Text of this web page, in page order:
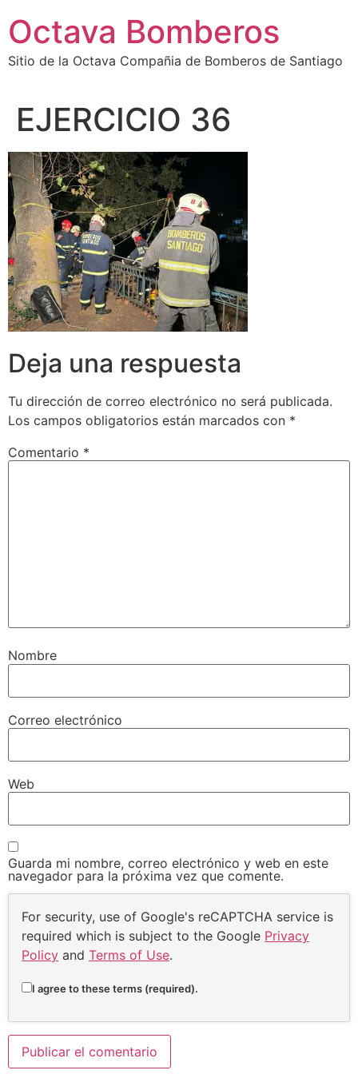
Octava Bomberos
Sitio de la Octava Compañia de Bomberos de Santiago
EJERCICIO 36
Deja una respuesta
Tu dirección de correo electrónico no será publicada.
Los campos obligatorios están marcados con *
Comentario *
Nombre
Correo electrónico
Web
Guarda mi nombre, correo electrónico y web en este
navegador para la próxima vez que comente.
For security, use of Google's reCAPTCHA service is
required which is subject to the Google Privacy
Policy and Terms of Use.
I agree to these terms (required).